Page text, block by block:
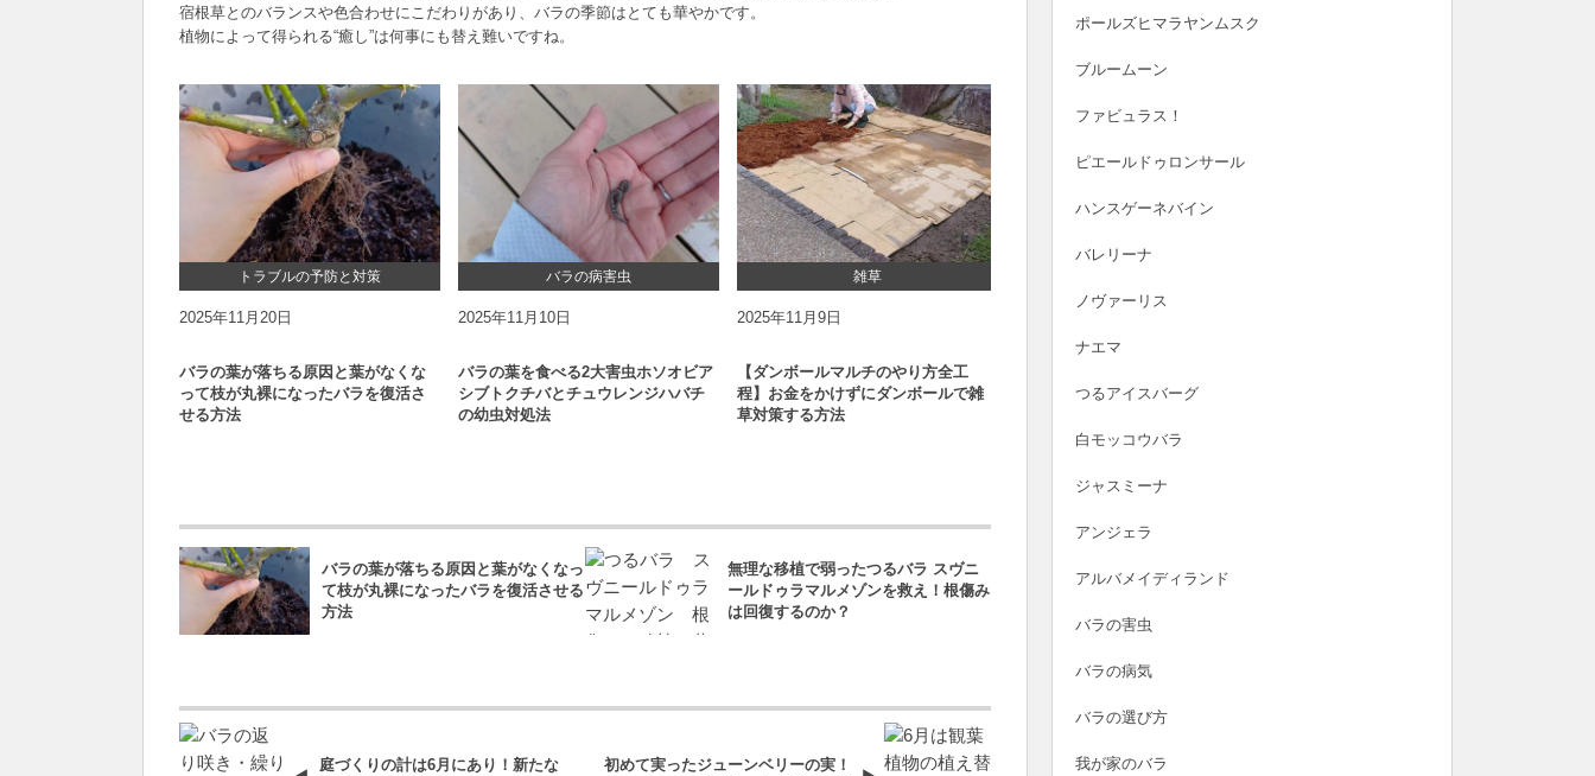
宿根草とのバランスや色合わせにこだわりがあり、バラの季節はとても華やかです。
植物によって得られる“癒し”は何事にも替え難いですね。
トラブルの予防と対策
2025年11月20日
バラの葉が落ちる原因と葉がなくな
って枝が丸裸になったバラを復活さ
せる方法
バラの病害虫
2025年11月10日
バラの葉を食べる2大害虫ホソオビア
シブトクチバとチュウレンジハバチ
の幼虫対処法
雑草
2025年11月9日
【ダンボールマルチのやり方全工
程】お金をかけずにダンボールで雑
草対策する方法
りができる！ムサシ除草バイブレー
ほたるの記事一覧
バラの葉が落ちる原因と葉がなくなっ
て枝が丸裸になったバラを復活させる
方法
無理な移植で弱ったつるバラ スヴニ
ールドゥラマルメゾンを救え！根傷み
は回復するのか？
庭づくりの計は6月にあり！新たな
初めて実ったジューンベリーの実！
ポールズヒマラヤンムスク
ブルームーン
ファビュラス！
ピエールドゥロンサール
ハンスゲーネバイン
バレリーナ
ノヴァーリス
ナエマ
つるアイスバーグ
白モッコウバラ
ジャスミーナ
アンジェラ
アルバメイディランド
バラの害虫
バラの病気
バラの選び方
我が家のバラ